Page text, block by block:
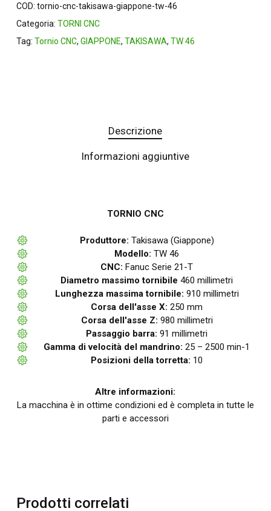
COD: tornio-cnc-takisawa-giappone-tw-46
Categoria: TORNI CNC
Tag: Tornio CNC, GIAPPONE, TAKISAWA, TW 46
Descrizione
Informazioni aggiuntive
TORNIO CNC
Produttore: Takisawa (Giappone)
Modello: TW 46
CNC: Fanuc Serie 21-T
Diametro massimo tornibile 460 millimetri
Lunghezza massima tornibile: 910 millimetri
Corsa dell'asse X: 250 mm
Corsa dell'asse Z: 980 millimetri
Passaggio barra: 91 millimetri
Gamma di velocità del mandrino: 25 – 2500 min-1
Posizioni della torretta: 10
Altre informazioni:
La macchina è in ottime condizioni ed è completa in tutte le
parti e accessori
Prodotti correlati